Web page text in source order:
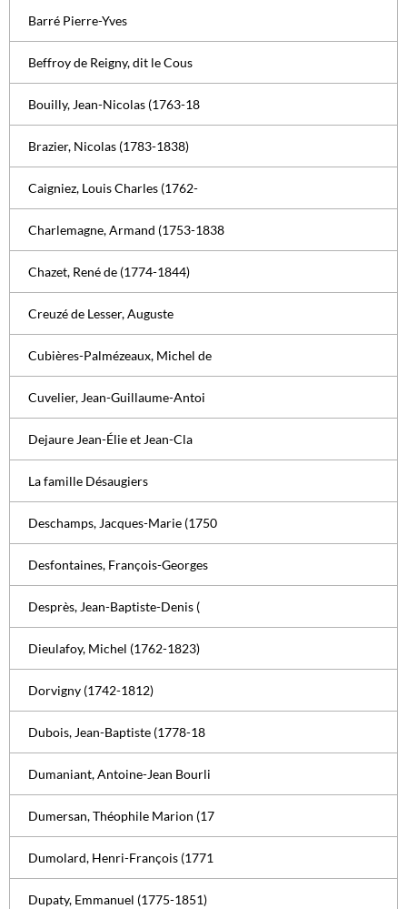
Barré Pierre-Yves
Beffroy de Reigny, dit le Cous
Bouilly, Jean-Nicolas (1763-18
Brazier, Nicolas (1783-1838)
Caigniez, Louis Charles (1762-
Charlemagne, Armand (1753-1838
Chazet, René de (1774-1844)
Creuzé de Lesser, Auguste
Cubières-Palmézeaux, Michel de
Cuvelier, Jean-Guillaume-Antoi
Dejaure Jean-Élie et Jean-Cla
La famille Désaugiers
Deschamps, Jacques-Marie (1750
Desfontaines, François-Georges
Desprès, Jean-Baptiste-Denis (
Dieulafoy, Michel (1762-1823)
Dorvigny (1742-1812)
Dubois, Jean-Baptiste (1778-18
Dumaniant, Antoine-Jean Bourli
Dumersan, Théophile Marion (17
Dumolard, Henri-François (1771
Dupaty, Emmanuel (1775-1851)